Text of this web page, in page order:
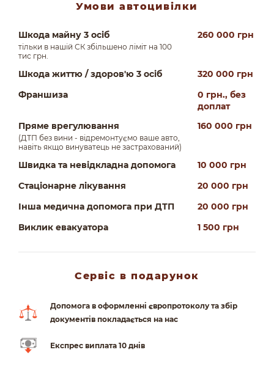
Умови автоцивілки
Шкода майну 3 осіб
тільки в нашій СК збільшено ліміт на 100
тис грн.
260 000 грн
Шкода життю / здоров'ю 3 осіб
320 000 грн
Франшиза
0 грн., без
доплат
Пряме врегулювання
(ДТП без вини - відремонтуємо ваше авто,
навіть якщо винуватець не застрахований)
160 000 грн
Швидка та невідкладна допомога
10 000 грн
Стаціонарне лікування
20 000 грн
Інша медична допомога при ДТП
20 000 грн
Виклик евакуатора
1 500 грн
Сервіс в подарунок
Допомога в оформленні європротоколу та збір
документів покладається на нас
Експрес виплата 10 днів